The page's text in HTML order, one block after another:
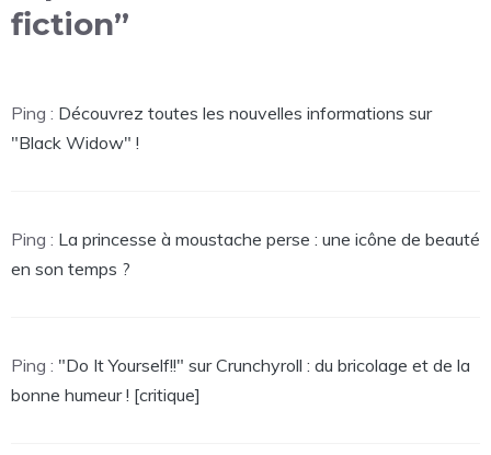
fiction”
Ping : Découvrez toutes les nouvelles informations sur
"Black Widow" !
Ping : La princesse à moustache perse : une icône de beauté
en son temps ?
Ping : "Do It Yourself!!" sur Crunchyroll : du bricolage et de la
bonne humeur ! [critique]